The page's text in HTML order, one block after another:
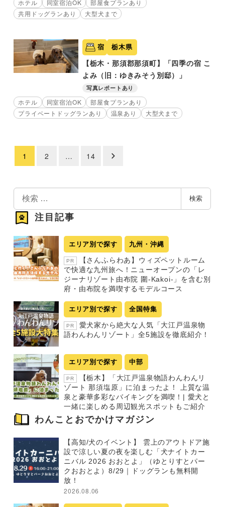
ホテル 同室宿泊OK
部屋食プランあり
共用ドッグランあり
大型犬まで
宿 栃木県
【栃木・那須郡那須町】「四季の宿 こ
よみ（旧：ゆきみそう別邸）」
写真レポートあり
ホテル 同室宿泊OK
部屋食プランあり
プライベートドッグランあり
温泉あり 大型犬まで
投
の
ペ
ー
ジ
送
り
1 2 … 14
検
索
検索
注目記事
エリア別で探す 九州・沖縄
PR
【さんふらわあ】ウィズペットルーム
で快適な九州旅へ！ニューオープンの「レ
ジーナリゾート由布院 圍-Kakoi-」を含む別
府・由布院を満喫するモデルコース
エリア別で探す 全国特集
PR
愛犬家から絶大な人気「大江戸温泉物
語わんわんリゾート」全5施設を徹底紹介！
エリア別で探す 中部
PR
【栃木】「大江戸温泉物語わんわんリ
ゾート 那須塩原」に泊まったよ！ 上質な温
泉と豪華多彩なバイキングを満喫！| 愛犬と
一緒に楽しめる周辺観光スポットもご紹介
わんことおでかけマガジン
【高知/犬のイベント】 雲上のアウトドア施
設で涼しい夏の夜を楽しむ「犬ナイトカー
ニバル 2026 おおとよ」（ゆとりすとパー
クおおとよ）8/29｜ドッグランも無料開
放！
2026.08.06